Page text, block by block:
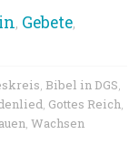
, Gebete,
, Bibel in DGS,
, Gottes Reich,
,Wachsen